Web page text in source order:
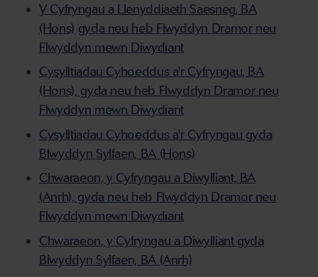
Y Cyfryngau a Llenyddiaeth Saesneg, BA
(Hons) gyda neu heb Flwyddyn Dramor neu
Flwyddyn mewn Diwydiant
Cysylltiadau Cyhoeddus a'r Cyfryngau, BA
(Hons), gyda neu heb Flwyddyn Dramor neu
Flwyddyn mewn Diwydiant
Cysylltiadau Cyhoeddus a'r Cyfryngau gyda
Blwyddyn Sylfaen, BA (Hons)
Chwaraeon, y Cyfryngau a Diwylliant, BA
(Anrh), gyda neu heb Flwyddyn Dramor neu
Flwyddyn mewn Diwydiant
Chwaraeon, y Cyfryngau a Diwylliant gyda
Blwyddyn Sylfaen, BA (Anrh)